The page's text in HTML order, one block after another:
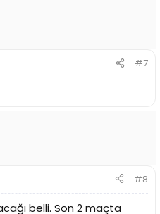
#7
#8
belli. Son 2 maçta